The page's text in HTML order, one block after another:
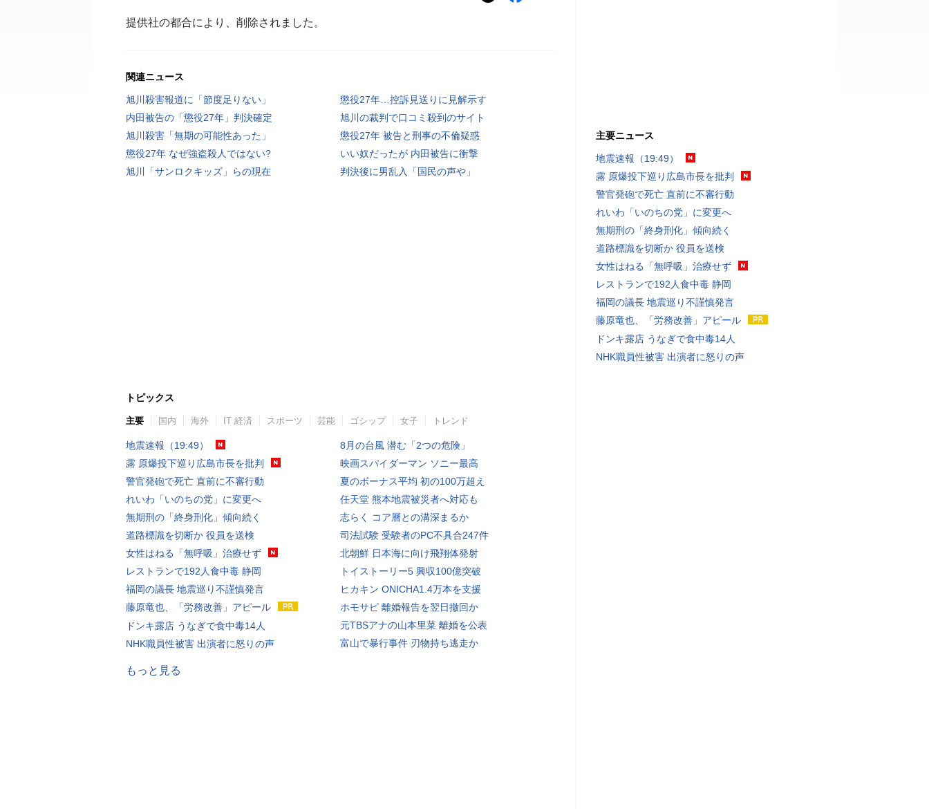
提供社の都合により、削除されました。
関連ニュース
旭川殺害報道に「節度足りない」
懲役27年…控訴見送りに見解示す
内田被告の「懲役27年」判決確定
旭川の裁判で口コミ殺到のサイト
旭川殺害「無期の可能性あった」
懲役27年 被告と刑事の不倫疑惑
懲役27年 なぜ強盗殺人ではない?
いい奴だったが 内田被告に衝撃
旭川「サンロクキッズ」らの現在
判決後に男乱入「国民の声や」
トピックス
主要 国内 海外 IT 経済 スポーツ 芸能 ゴシップ 女子 トレンド
地震速報（19:49）
露 原爆投下巡り広島市長を批判
警官発砲で死亡 直前に不審行動
れいわ「いのちの党」に変更へ
無期刑の「終身刑化」傾向続く
道路標識を切断か 役員を送検
女性はねる「無呼吸」治療せず
レストランで192人食中毒 静岡
福岡の議長 地震巡り不謹慎発言
藤原竜也、「労務改善」アピール
ドンキ露店 うなぎで食中毒14人
NHK職員性被害 出演者に怒りの声
8月の台風 潜む「2つの危険」
映画スパイダーマン ソニー最高
夏のボーナス平均 初の100万超え
任天堂 熊本地震被災者へ対応も
志らく コア層との溝深まるか
司法試験 受験者のPC不具合247件
北朝鮮 日本海に向け飛翔体発射
トイストーリー5 興収100億突破
ヒカキン ONICHA1.4万本を支援
ホモサピ 離婚報告を翌日撤回か
元TBSアナの山本里菜 離婚を公表
富山で暴行事件 刃物持ち逃走か
もっと見る
主要ニュース
地震速報（19:49）
露 原爆投下巡り広島市長を批判
警官発砲で死亡 直前に不審行動
れいわ「いのちの党」に変更へ
無期刑の「終身刑化」傾向続く
道路標識を切断か 役員を送検
女性はねる「無呼吸」治療せず
レストランで192人食中毒 静岡
福岡の議長 地震巡り不謹慎発言
藤原竜也、「労務改善」アピール
ドンキ露店 うなぎで食中毒14人
NHK職員性被害 出演者に怒りの声